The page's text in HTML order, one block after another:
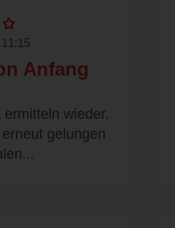
Anfang
wieder.
gelungen